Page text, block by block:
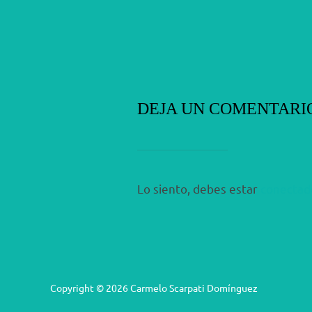
DEJA UN
Lo siento, debes estar
Copyright © 2026 Carmelo Scarpati Domínguez